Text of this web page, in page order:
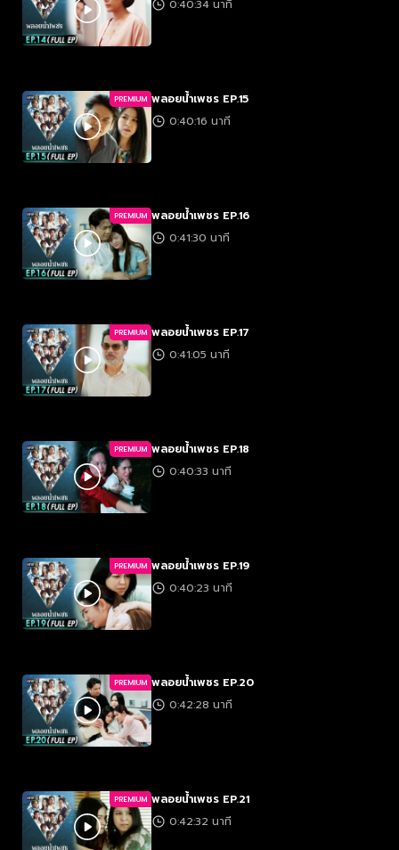
0:40:34 นาที
PREMIUM พลอยน้ำเพชร EP.15
0:40:16 นาที
PREMIUM พลอยน้ำเพชร EP.16
0:41:30 นาที
PREMIUM พลอยน้ำเพชร EP.17
0:41:05 นาที
PREMIUM พลอยน้ำเพชร EP.18
0:40:33 นาที
PREMIUM พลอยน้ำเพชร EP.19
0:40:23 นาที
PREMIUM พลอยน้ำเพชร EP.20
0:42:28 นาที
PREMIUM พลอยน้ำเพชร EP.21
0:42:32 นาที